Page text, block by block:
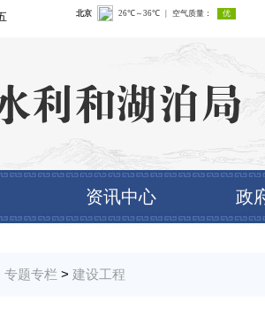
资讯中心 政
专题专栏 > 建设工程